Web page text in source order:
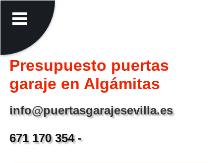
Presupuesto puertas
garaje en Algámitas
info@puertasgarajesevilla.es
671 170 354-